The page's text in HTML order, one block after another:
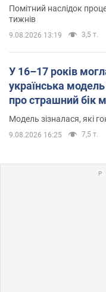
Помітний наслідок
тижнів
9.08.2026 13:19 3,5 т.
У 16–17 років
українська
про страшний бік
Модель зізналася, які
9.08.2026 16:25 7,5 т.